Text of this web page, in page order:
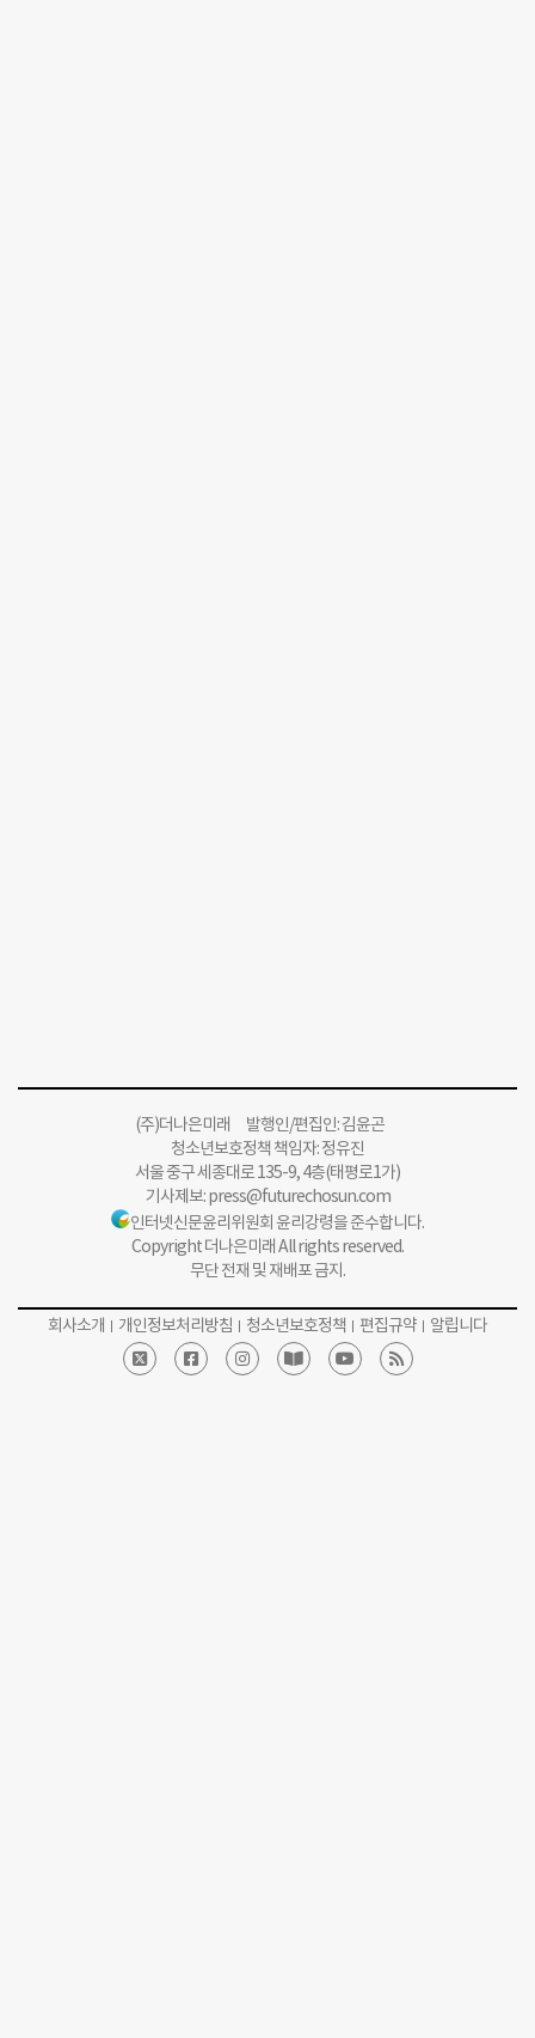
(주)더나은미래 발행인/편집인: 김윤곤
청소년보호정책 책임자: 정유진
서울 중구 세종대로 135-9, 4층(태평로1가)
기사제보:press@futurechosun.com
인터넷신문윤리위원회 윤리강령을 준수합니다.
Copyright 더나은미래 All rights reserved.
무단 전재 및 재배포 금지.
회사소개 개인정보처리방침 청소년보호정책 편집규약 알립니다